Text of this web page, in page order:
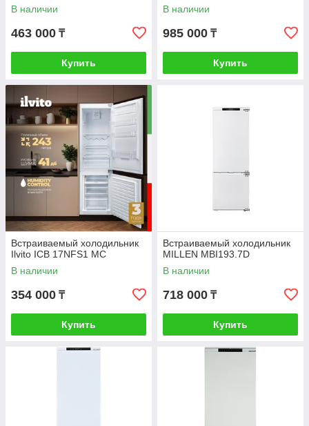
В наличии
463 000 ₸
Купить
В наличии
985 000 ₸
Купить
Встраиваемый холодильник
Ilvito ICB 17NFS1 MC
В наличии
354 000 ₸
Купить
Встраиваемый холодильник
MILLEN MBI193.7D
В наличии
718 000 ₸
Купить